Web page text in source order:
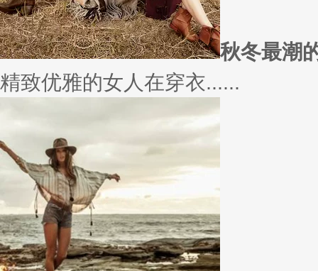
秋冬最潮
精致优雅的女人在穿衣......